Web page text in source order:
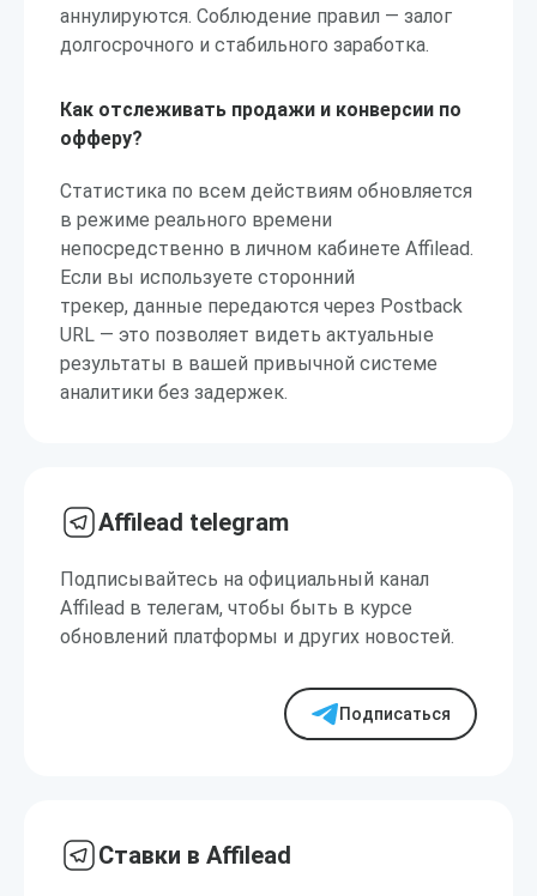
аннулируются. Соблюдение правил — залог
долгосрочного и стабильного заработка.
Как отслеживать продажи и конверсии по
офферу?
Статистика по всем действиям обновляется
в режиме реального времени
непосредственно в личном кабинете Affilead.
Если вы используете сторонний
трекер, данные передаются через Postback
URL — это позволяет видеть актуальные
результаты в вашей привычной системе
аналитики без задержек.
Affilead telegram
Подписывайтесь на официальный канал
Affilead в телегам, чтобы быть в курсе
обновлений платформы и других новостей.
Подписаться
Ставки в Affilead